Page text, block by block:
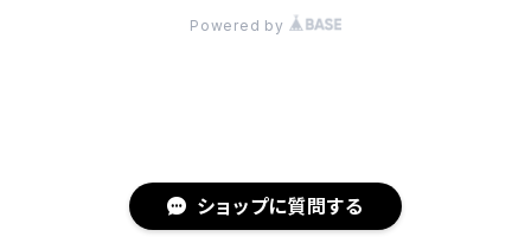
ショップに質問する
Powered by